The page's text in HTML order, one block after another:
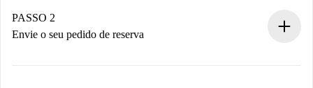
Você tem todas as informações necessárias
antecipadamente.
PASSO 2
Envie o seu pedido de reserva